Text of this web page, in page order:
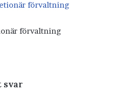
förvaltning
svar